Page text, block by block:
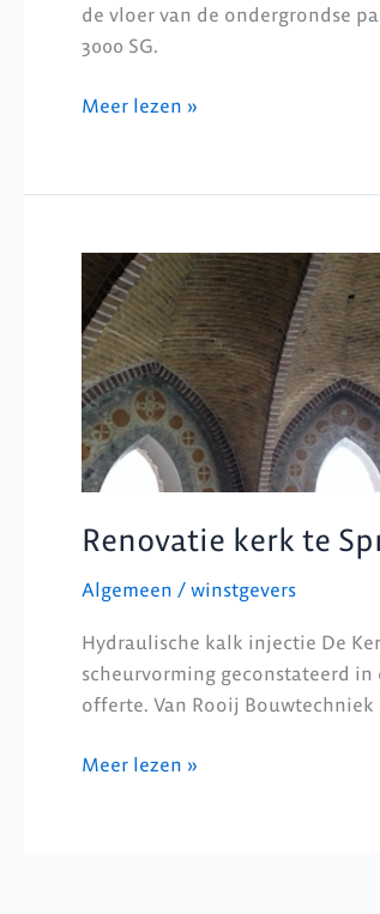
de vloer van de ondergrondse
3000 SG.
Meer lezen »
Renovatie kerk te
Algemeen / winstgevers
Hydraulische kalk injectie De
scheurvorming geconstateerd
offerte. Van Rooij Bouwtechniek
Renovatie
kerk
te
Sprundel
Meer lezen »